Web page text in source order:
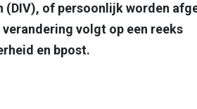
of persoonlijk worden
volgt op een reeks
en bpost.